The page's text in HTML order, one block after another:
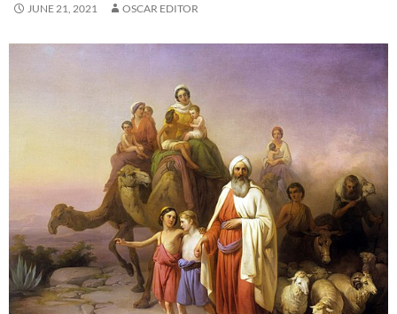
JUNE 21, 2021 OSCAR EDITOR